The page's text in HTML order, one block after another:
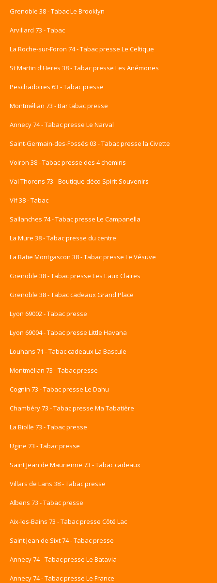
Grenoble 38 - Tabac Le Brooklyn
Arvillard 73 - Tabac
La Roche-sur-Foron 74 - Tabac presse Le Celtique
St Martin d'Heres 38 - Tabac presse Les Anémones
Peschadoires 63 - Tabac presse
Montmélian 73 - Bar tabac presse
Annecy 74 - Tabac presse Le Narval
Saint-Germain-des-Fossés 03 - Tabac presse la Civette
Voiron 38 - Tabac presse des 4 chemins
Val Thorens 73 - Boutique déco Spirit Souvenirs
Vif 38 - Tabac
Sallanches 74 - Tabac presse Le Campanella
La Mure 38 - Tabac presse du centre
La Batie Montgascon 38 - Tabac presse Le Vésuve
Grenoble 38 - Tabac presse Les Eaux Claires
Grenoble 38 - Tabac cadeaux Grand Place
Lyon 69002 - Tabac presse
Lyon 69004 - Tabac presse Little Havana
Louhans 71 - Tabac cadeaux La Bascule
Montmélian 73 - Tabac presse
Cognin 73 - Tabac presse Le Dahu
Chambéry 73 - Tabac presse Ma Tabatière
La Biolle 73 - Tabac presse
Ugine 73 - Tabac presse
Saint Jean de Maurienne 73 - Tabac cadeaux
Villars de Lans 38 - Tabac presse
Albens 73 - Tabac presse
Aix-les-Bains 73 - Tabac presse Côté Lac
Saint Jean de Sixt 74 - Tabac presse
Annecy 74 - Tabac presse Le Batavia
Annecy 74 - Tabac presse Le France